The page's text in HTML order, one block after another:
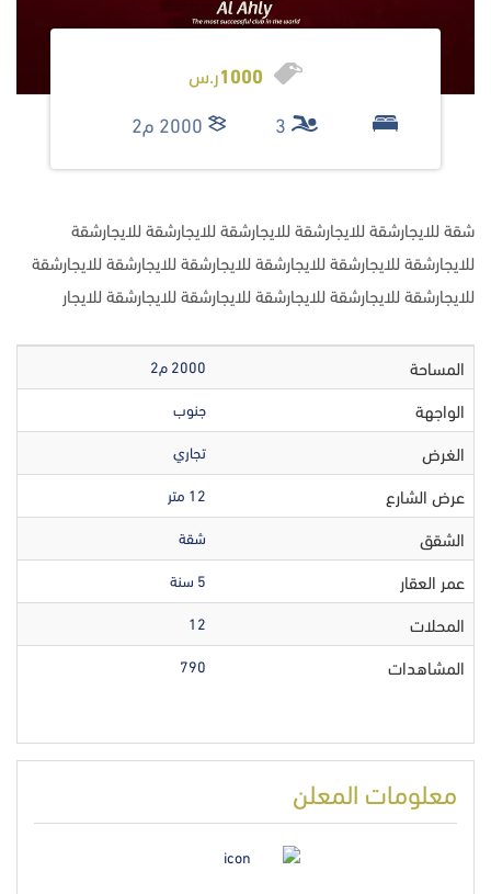
1000ر.س
3
2000 م2
شقة للايجارشقة للايجارشقة للايجارشقة للايجارشقة للايجارشقة
للايجارشقة للايجارشقة للايجارشقة للايجارشقة للايجارشقة للايجارشقة
للايجارشقة للايجارشقة للايجارشقة للايجارشقة للايجارشقة للايجار
المساحة 2000 م2
الواجهة جنوب
الغرض تجاري
عرض الشارع 12 متر
الشقق شقة
عمر العقار 5 سنة
المحلات 12
المشاهدات 790
معلومات المعلن